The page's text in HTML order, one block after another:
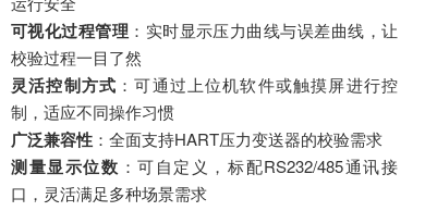
可视化过程管理 ：实时显示压力曲线与误差曲线，让
校验过程一目了然
灵活控制方式 ：可通过上位机软件或触摸屏进行控
制，适应不同操作习惯
广泛兼容性 ：全面支持HART压力变送器的校验需求
测量显示位数 ：可自定义，标配RS232/485通讯接
口，灵活满足多种场景需求